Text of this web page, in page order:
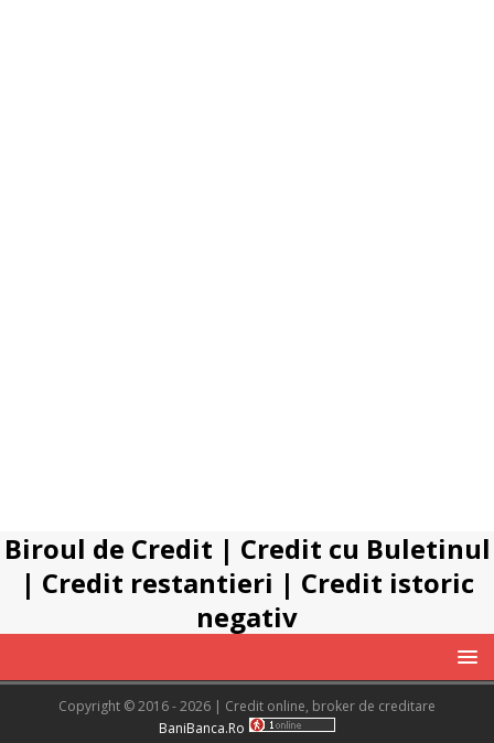
Biroul de Credit | Credit cu Buletinul
| Credit restantieri | Credit istoric
negativ
Copyright © 2016 - 2026 | Credit online, broker de creditare
BaniBanca.Ro